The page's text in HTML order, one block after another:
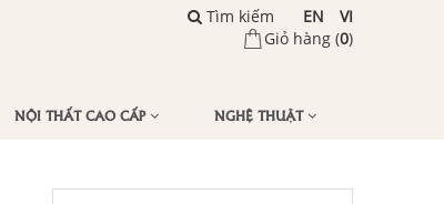
Giỏ hàng (0)
VI
EN
Tìm kiếm
NỘI THẤT CAO CẤP
NGHỆ THUẬT